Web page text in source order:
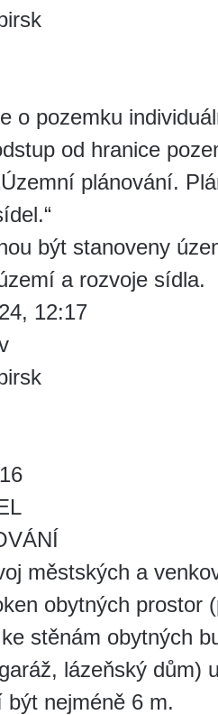
o pozemku
od hranice
plánování.
být stanoveny
a rozvoje sídla.
12:17
městských a
obytných prostor
stěnám obytných
lázeňský dům)
nejméně 6 m.